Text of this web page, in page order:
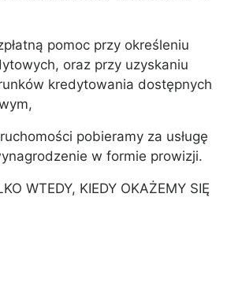
pomoc przy określeniu
oraz przy uzyskaniu
kredytowania dostępnych
pobieramy za usługę
w formie prowizji.
WTEDY, KIEDY OKAŻEMY SIĘ